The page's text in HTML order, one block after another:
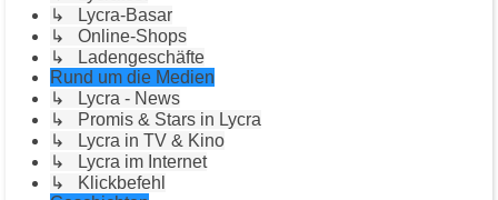
↳ Lycra-Basar
↳ Online-Shops
↳ Ladengeschäfte
Rund um die Medien
↳ Lycra - News
↳ Promis & Stars in Lycra
↳ Lycra in TV & Kino
↳ Lycra im Internet
↳ Klickbefehl